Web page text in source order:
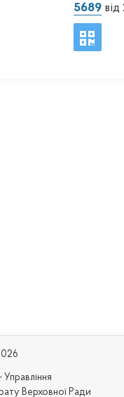
5689від
Управління
Верховної Ради